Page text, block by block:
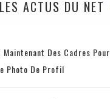
LES ACTUS DU NET
Maintenant Des Cadres Pour
Photo De Profil